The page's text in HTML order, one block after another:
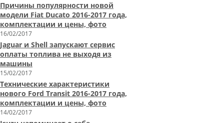
Причины популярности новой
модели Fiat Ducato 2016-2017 года,
комплектации и цены, фото
16/02/2017
Jaguar и Shell запускают сервис
оплаты топлива не выходя из
машины
15/02/2017
Технические характеристики
нового Ford Transit 2016-2017 года,
комплектации и цены, фото
14/02/2017